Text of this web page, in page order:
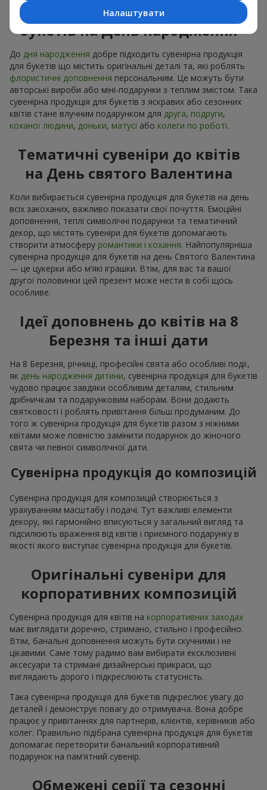
Сувенірна продукція до
букетів на День народження
До дня народження добре підходить сувенірна продукція
для букетів що містить оригінальні деталі та, які роблять
флористичні доповнення персональним. Це можуть бути
авторські вироби або міні-подарунки з теплим змістом. Така
сувенірна продукція для букетів з яскравих або сезонних
квітів стане влучним подарунком для друга, подруги,
коханої людини, доньки, матусі або колеги по роботі.
Тематичні сувеніри до квітів
на День святого Валентина
Коли вибирається сувенірна продукція для букетів на день
всіх закоханих, важливо показати свої почуття. Емоційні
доповнення, теплі символічні подарунки та тематичний
декор, що містять сувеніри для букетів допомагають
створити атмосферу романтики і кохання. Найпопулярніша
сувенірна продукція для букетів на день Святого Валентина
— це цукерки або м’які іграшки. Втім, для вас та вашої
другої половинки цей презент може нести в собі щось
особливе.
Ідеї доповнень до квітів на 8
Березня та інші дати
На 8 Березня, річниці, професійні свята або особливі події,
як день народження дитини, сувенірна продукція для букетів
чудово працює завдяки особливим деталям, стильним
дрібничкам та подарунковим наборам. Вони додають
святковості і роблять привітання більш продуманим. До
того ж сувенірна продукція для букетів разом з ніжними
квітами може повністю замінити подарунок до жіночого
свята чи певної символічної дати.
Сувенірна продукція до композицій
Сувенірна продукція для композицій створюється з
урахуванням масштабу і подачі. Тут важливі елементи
декору, які гармонійно вписуються у загальний вигляд та
підсилюють враження від квітів і приємного подарунку в
якості якого виступає сувенірна продукція для букетів.
Оригінальні сувеніри для
корпоративних композицій
Сувенірна продукція для квітів на корпоративних заходах
має виглядати доречно, стримано, стильно і професійно.
Втім, банальні доповнення можуть бути скучними і не
цікавими. Саме тому радимо вам вибирати ексклюзивні
аксесуари та стримані дизайнерські прикраси, що
виглядають дорого і підкреслюють статусність.
Така сувенірна продукція для букетів підкреслює увагу до
деталей і демонструє повагу до отримувача. Вона добре
працює у привітаннях для партнерів, клієнтів, керівників або
колег. Правильно підібрана сувенірна продукція для букетів
допомагає перетворити банальний корпоративний
подарунок на пам’ятний сувенір.
Обмежені серії та сезонні
Налаштувати